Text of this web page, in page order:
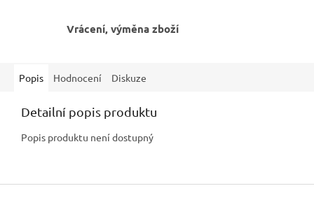
Vrácení, výměna zboží
Popis Hodnocení Diskuze
Detailní popis produktu
Popis produktu není dostupný
Z